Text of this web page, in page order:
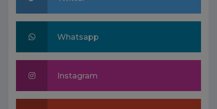
Whatsapp
Instagram